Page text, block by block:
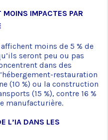
IMPACTES PAR
affichent moins de 5 % de
seront peu ou pas
dans des
restauration
(10 %) ou la construction
(15 %), contre 16 %
manufacturière.
L’IA DANS LES